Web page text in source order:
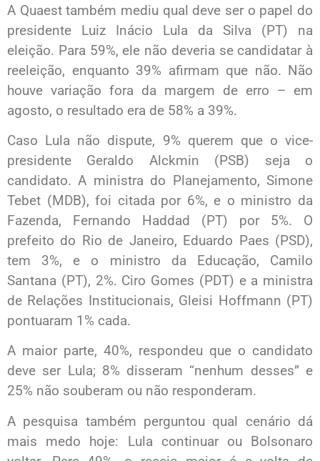
A Quaest também mediu qual deve ser o papel do
presidente Luiz Inácio Lula da Silva (PT) na
eleição. Para 59%, ele não deveria se candidatar à
reeleição, enquanto 39% afirmam que não. Não
houve variação fora da margem de erro – em
agosto, o resultado era de 58% a 39%.
Caso Lula não dispute, 9% querem que o vice-
presidente Geraldo Alckmin (PSB) seja o
candidato. A ministra do Planejamento, Simone
Tebet (MDB), foi citada por 6%, e o ministro da
Fazenda, Fernando Haddad (PT) por 5%. O
prefeito do Rio de Janeiro, Eduardo Paes (PSD),
tem 3%, e o ministro da Educação, Camilo
Santana (PT), 2%. Ciro Gomes (PDT) e a ministra
de Relações Institucionais, Gleisi Hoffmann (PT)
pontuaram 1% cada.
A maior parte, 40%, respondeu que o candidato
deve ser Lula; 8% disseram “nenhum desses” e
25% não souberam ou não responderam.
A pesquisa também perguntou qual cenário dá
mais medo hoje: Lula continuar ou Bolsonaro